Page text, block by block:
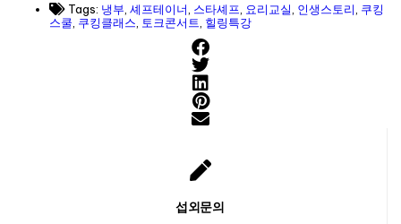
Tags: 냉부 셰프테이너 스타셰프 요리교실 인생스토리 쿠킹
스쿨 쿠킹클래스 토크콘서트 힐링특강
섭외문의